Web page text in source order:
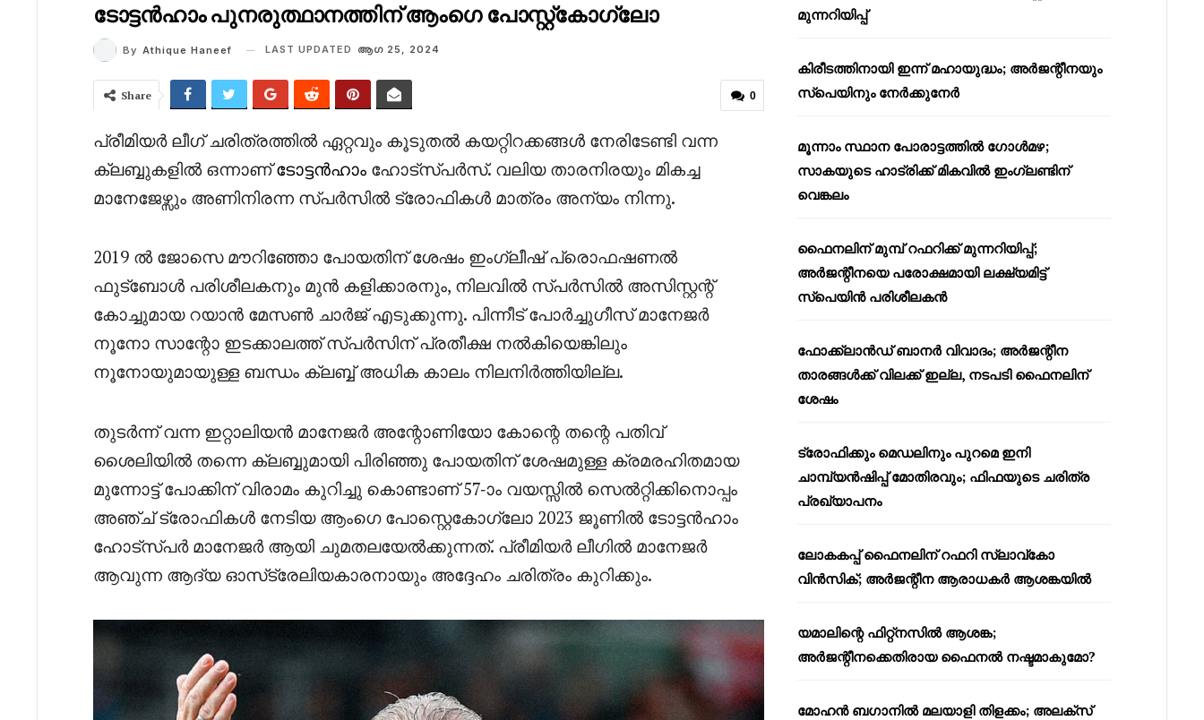
ടോട്ടൻഹാം പുനരുത്ഥാനത്തിന് ആംഗെ പോസ്റ്റ്‌കോഗ്ലോ
By Athique Haneef LAST UPDATED ആഗ 25, 2024
0
Share
പ്രീമിയർ ലീഗ് ചരിത്രത്തിൽ ഏറ്റവും കൂടുതൽ കയറ്റിറക്കങ്ങൾ നേരിടേണ്ടി വന്ന
ക്ലബ്ബുകളിൽ ഒന്നാണ്ടോട്ടൻഹാംഹോട്‌സ്പർസ്. വലിയ താരനിരയും മികച്ച
മാനേജേഴ്സും അണിനിരന്ന സ്പർസിൽ ട്രോഫികൾ മാത്രം അന്യം നിന്നു.
2019 ൽ ജോസെ മൗറിഞ്ഞോ പോയതിന് ശേഷം ഇംഗ്ലീഷ് പ്രൊഫഷണൽ
ഫുട്‌ബോൾ പരിശീലകനും മുൻ കളിക്കാരനും, നിലവിൽ സ്‌പർസിൽ അസിസ്റ്റന്റ്
കോച്ചുമായ റയാൻ മേസൺ ചാർജ് എടുക്കുന്നു. പിന്നീട് പോർച്ചുഗീസ് മാനേജർ
നൂനോ സാന്റോ ഇടക്കാലത്ത് സ്പർസിന് പ്രതീക്ഷ നൽകിയെങ്കിലും
നൂനോയുമായുള്ള ബന്ധം ക്ലബ്ബ് അധിക കാലം നിലനിർത്തിയില്ല.
തുടർന്ന് വന്ന ഇറ്റാലിയൻ മാനേജർ അന്റോണിയോ കോന്റെ തന്റെ പതിവ്
ശൈലിയിൽ തന്നെ ക്ലബ്ബുമായി പിരിഞ്ഞു പോയതിന് ശേഷമുള്ള ക്രമരഹിതമായ
മുന്നോട്ട് പോക്കിന് വിരാമം കുറിച്ചു കൊണ്ടാണ് 57-ാം വയസ്സിൽ സെൽറ്റിക്കിനൊപ്പം
അഞ്ച് ട്രോഫികൾ നേടിയ ആംഗെ പോസ്റ്റെകോഗ്ലോ 2023 ജൂണിൽ ടോട്ടൻഹാം
ഹോട്സ്പർ മാനേജർ ആയി ചുമതലയേൽക്കുന്നത്. പ്രീമിയർ ലീഗിൽ മാനേജർ
ആവുന്ന ആദ്യ ഓസ്‌ട്രേലിയകാരനായും അദ്ദേഹം ചരിത്രം കുറിക്കും.
മുന്നറിയിപ്പ്
കിരീടത്തിനായി ഇന്ന് മഹായുദ്ധം; അർജന്റീനയും
സ്പെയിനും നേർക്കുനേർ
മൂന്നാം സ്ഥാന പോരാട്ടത്തിൽ ഗോൾമഴ;
സാകയുടെ ഹാട്രിക്ക് മികവിൽ ഇംഗ്ലണ്ടിന്
വെങ്കലം
ഫൈനലിന് മുമ്പ് റഫറിക്ക് മുന്നറിയിപ്പ്;
അർജന്റീനയെ പരോക്ഷമായി ലക്ഷ്യമിട്ട്
സ്പെയിൻ പരിശീലകൻ
ഫോക്ക്‌ലാൻഡ് ബാനർ വിവാദം; അർജന്റീന
താരങ്ങൾക്ക് വിലക്ക് ഇല്ല, നടപടി ഫൈനലിന്
ശേഷം
ട്രോഫിക്കും മെഡലിനും പുറമെ ഇനി
ചാമ്പ്യൻഷിപ്പ് മോതിരവും; ഫിഫയുടെ ചരിത്ര
പ്രഖ്യാപനം
ലോകകപ്പ് ഫൈനലിന് റഫറി സ്ലാവ്‌കോ
വിൻസിക്; അർജന്റീന ആരാധകർ ആശങ്കയിൽ
യമാലിന്റെ ഫിറ്റ്നസിൽ ആശങ്ക;
അർജന്റീനക്കെതിരായ ഫൈനൽ നഷ്ടമാകുമോ?
മോഹൻ ബഗാനിൽ മലയാളി തിളക്കം; അലക്സ്